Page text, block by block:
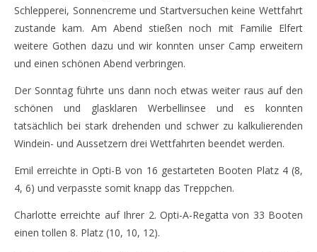
Schlepperei, Sonnencreme und Startversuchen keine Wettfahrt
zustande kam. Am Abend stießen noch mit Familie Elfert
weitere Gothen dazu und wir konnten unser Camp erweitern
und einen schönen Abend verbringen.
Der Sonntag führte uns dann noch etwas weiter raus auf den
schönen und glasklaren Werbellinsee und es konnten
tatsächlich bei stark drehenden und schwer zu kalkulierenden
Windein- und Aussetzern drei Wettfahrten beendet werden.
Emil erreichte in Opti-B von 16 gestarteten Booten Platz 4 (8,
4, 6) und verpasste somit knapp das Treppchen.
Charlotte erreichte auf Ihrer 2. Opti-A-Regatta von 33 Booten
einen tollen 8. Platz (10, 10, 12).